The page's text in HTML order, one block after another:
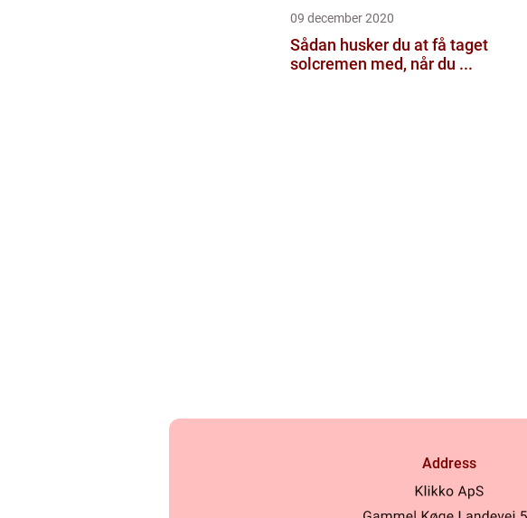
09 december 2020
Sådan husker du at få taget
solcremen med, når du ...
Address